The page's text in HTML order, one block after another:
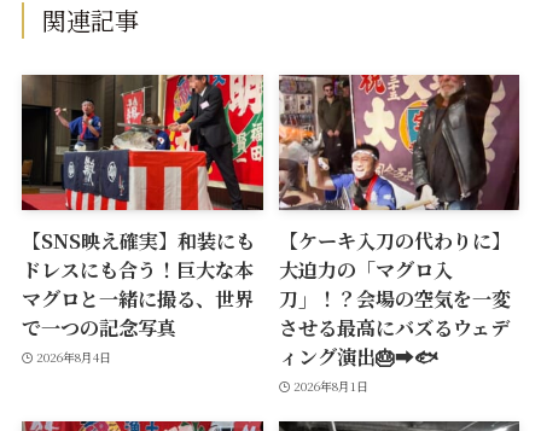
関連記事
【SNS映え確実】和装にも
ドレスにも合う！巨大な本
マグロと一緒に撮る、世界
で一つの記念写真
2026年8月4日
【ケーキ入刀の代わりに】
大迫力の「マグロ入
刀」！？会場の空気を一変
させる最高にバズるウェデ
ィング演出🎂➡️🐟
2026年8月1日